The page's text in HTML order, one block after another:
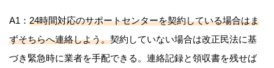
A1： 24時間対応のサポートセンターを契約している場合はま
ずそちらへ連絡しよう。契約していない場合は改正民法に基
づき緊急時に業者を手配できる。連絡記録と領収書を残せば